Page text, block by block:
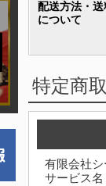
配送方法・送
について
特定商
有限会社シ
サービス